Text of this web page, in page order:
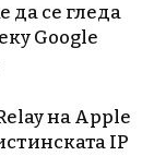
да се гледа
Google
на Apple
IP